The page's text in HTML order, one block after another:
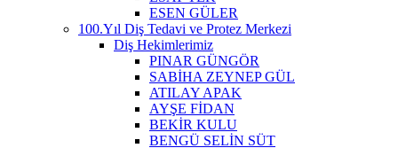
ESEN GÜLER
100.Yıl Diş Tedavi ve Protez Merkezi
Diş Hekimlerimiz
PINAR GÜNGÖR
SABİHA ZEYNEP GÜL
ATILAY APAK
AYŞE FİDAN
BEKİR KULU
BENGÜ SELİN SÜT